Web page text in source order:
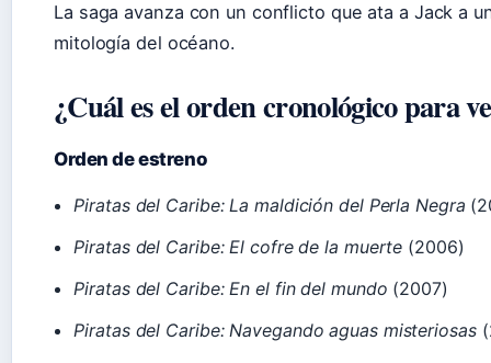
La saga avanza con un conflicto que ata a Jack a
mitología del océano.
¿Cuál es el orden cronológico para
Orden de estreno
Piratas del Caribe: La maldición del Perla Negra
Piratas del Caribe: El cofre de la muerte (2006)
Piratas del Caribe: En el fin del mundo (2007)
Piratas del Caribe: Navegando aguas misteriosas